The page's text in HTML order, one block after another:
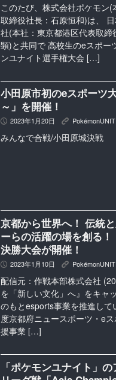
このたび、株式会社ポケモン
取締役社長：石原恒和)は、
社(本社：東京都港区代表取
顕)と共同で 高校生のeスポー
ンユナイト選手権大会 […]
小田原市初のeスポーツ
～」を開催！
P 2023年1月20日 K
みんなで合戦/小田原城決戦
京都から世界へ！ 伝統
ーらの活躍の場を創る
決勝大会が開催！
P 2023年1月10日 K
配信元：作戦本部株式会社
を「新しい文化」へ』をキャ
のもとesports事業を推進し
度京都府ニュースポーツ・e
援事業 […]
「ポケモンユナイト」